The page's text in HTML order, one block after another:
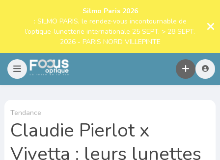
Silmo Paris 2026
: SILMO PARIS, le rendez-vous incontournable de
l’optique-lunetterie internationale 25 SEPT. > 28 SEPT.
2026 - PARIS NORD VILLEPINTE
Tendance
Claudie Pierlot x
Vivetta : leurs lunettes